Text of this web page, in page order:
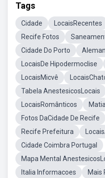
Tags
Cidade LocaisRecentes
Recife Fotos
Cidade Do Porto
LocaisDe Hipodermoclise
LocaisMicvê
Tabela AnestesicosLocais
LocaisRomânticos
Fotos DaCidade De Recife
Recife Prefeitura
Cidade Coimbra Portugal
Mapa Mental
Italia Informacoes
Mais